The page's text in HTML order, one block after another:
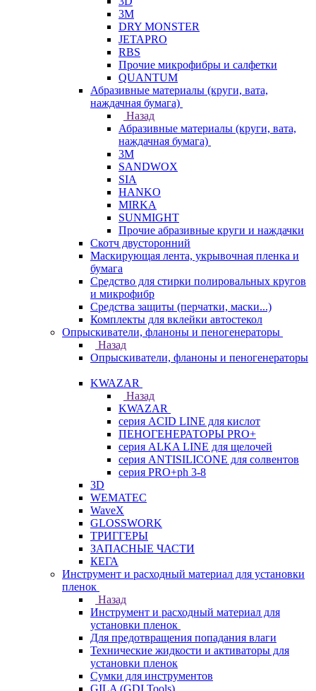
3М
DRY MONSTER
JETAPRO
RBS
Прочие микрофибры и салфетки
QUANTUM
Абразивные материалы (круги, вата,
наждачная бумага)
Назад
Абразивные материалы (круги, вата,
наждачная бумага)
3М
SANDWOX
SIA
HANKO
MIRKA
SUNMIGHT
Прочие абразивные круги и наждачки
Скотч двусторонний
Маскирующая лента, укрывочная пленка и
бумага
Средство для стирки полировальных кругов
и микрофибр
Средства защиты (перчатки, маски...)
Комплекты для вклейки автостекол
Опрыскиватели, фланоны и пеногенераторы
Назад
Опрыскиватели, фланоны и пеногенераторы
KWAZAR
Назад
KWAZAR
серия ACID LINE для кислот
ПЕНОГЕНЕРАТОРЫ PRO+
серия ALKA LINE для щелочей
серия ANTISILICONE для солвентов
серия PRO+ph 3-8
3D
WEMATEC
WaveX
GLOSSWORK
ТРИГГЕРЫ
ЗАПАСНЫЕ ЧАСТИ
КЕГА
Инструмент и расходный материал для установки
пленок
Назад
Инструмент и расходный материал для
установки пленок
Для предотвращения попадания влаги
Технические жидкости и активаторы для
установки пленок
Сумки для инструментов
GILA (GDI Tools)